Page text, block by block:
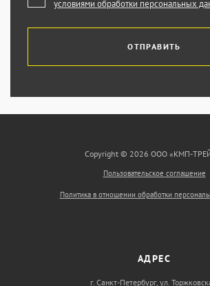
условиями обработки персональных
ОТПРАВИТЬ
Copyright © 2026 ООО «КМП-
Пользовательское соглашение
Политика в отношении обработки
АДРЕС
г. Санкт-Петербург, ул.